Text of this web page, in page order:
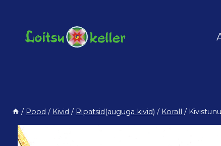
content
/ Pood / Kivid / Ripatsid(auguga kivid) / Korall /